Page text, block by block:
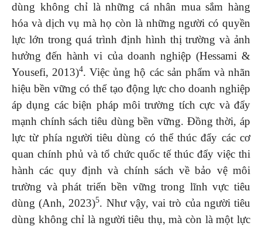
dùng không chỉ là những cá nhân mua sắm hàng
hóa và dịch vụ mà họ còn là những người có quyền
lực lớn trong quá trình định hình thị trường và ảnh
hưởng đến hành vi của doanh nghiệp (Hessami &
Yousefi, 2013)4. Việc ủng hộ các sản phẩm và nhãn
hiệu bền vững có thể tạo động lực cho doanh nghiệp
áp dụng các biện pháp môi trường tích cực và đẩy
mạnh chính sách tiêu dùng bền vững. Đồng thời, áp
lực từ phía người tiêu dùng có thể thúc đẩy các cơ
quan chính phủ và tổ chức quốc tế thúc đẩy việc thi
hành các quy định và chính sách về bảo vệ môi
trường và phát triển bền vững trong lĩnh vực tiêu
dùng (Anh, 2023)5. Như vậy, vai trò của người tiêu
dùng không chỉ là người tiêu thụ, mà còn là một lực